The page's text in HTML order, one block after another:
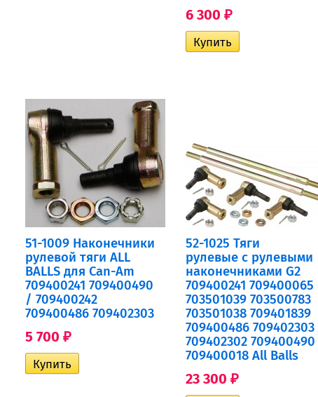
6 300 ₽
51-1009 Наконечники
рулевой тяги ALL
BALLS для Can-Am
709400241 709400490
/ 709400242
709400486 709402303
5 700 ₽
52-1025 Тяги
рулевые с рулевыми
наконечниками G2
709400241 709400065
703501039 703500783
703501038 709401839
709400486 709402303
709402302 709400490
709400018 All Balls
23 300 ₽